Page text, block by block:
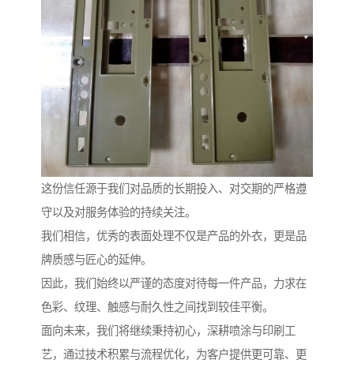
这份信任源于我们对品质的长期投入、对交期的严格遵
守以及对服务体验的持续关注。
我们相信，优秀的表面处理不仅是产品的外衣，更是品
牌质感与匠心的延伸。
因此，我们始终以严谨的态度对待每一件产品，力求在
色彩、纹理、触感与耐久性之间找到较佳平衡。
面向未来，我们将继续秉持初心，深耕喷涂与印刷工
艺，通过技术积累与流程优化，为客户提供更可靠、更